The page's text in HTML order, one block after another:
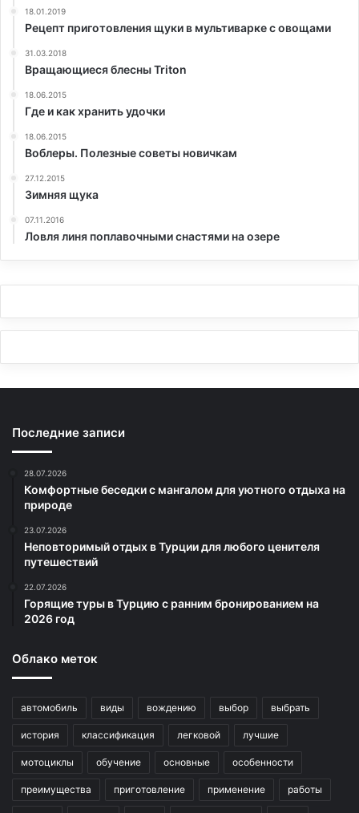
18.01.2019
Рецепт приготовления щуки в мультиварке с овощами
31.03.2018
Вращающиеся блесны Triton
18.06.2015
Где и как хранить удочки
18.06.2015
Воблеры. Полезные советы новичкам
27.12.2015
Зимняя щука
07.11.2016
Ловля линя поплавочными снастями на озере
Последние записи
28.07.2026
Комфортные беседки с мангалом для уютного отдыха на
природе
23.07.2026
Неповторимый отдых в Турции для любого ценителя
путешествий
22.07.2026
Горящие туры в Турцию с ранним бронированием на
2026 год
Облако меток
автомобиль виды вождению выбор выбрать
история классификация легковой лучшие
мотоциклы обучение основные особенности
преимущества приготовление применение работы